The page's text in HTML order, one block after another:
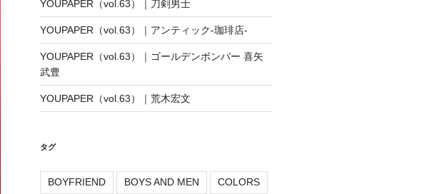
YOUPAPER（vol.63）｜刀剣男士
YOUPAPER（vol.63）｜アンティック-珈琲店-
YOUPAPER（vol.63）｜ゴールデンボンバー 喜矢
武豊
YOUPAPER（vol.63）｜荒木宏文
タグ
BOYFRIEND BOYS AND MEN COLORS